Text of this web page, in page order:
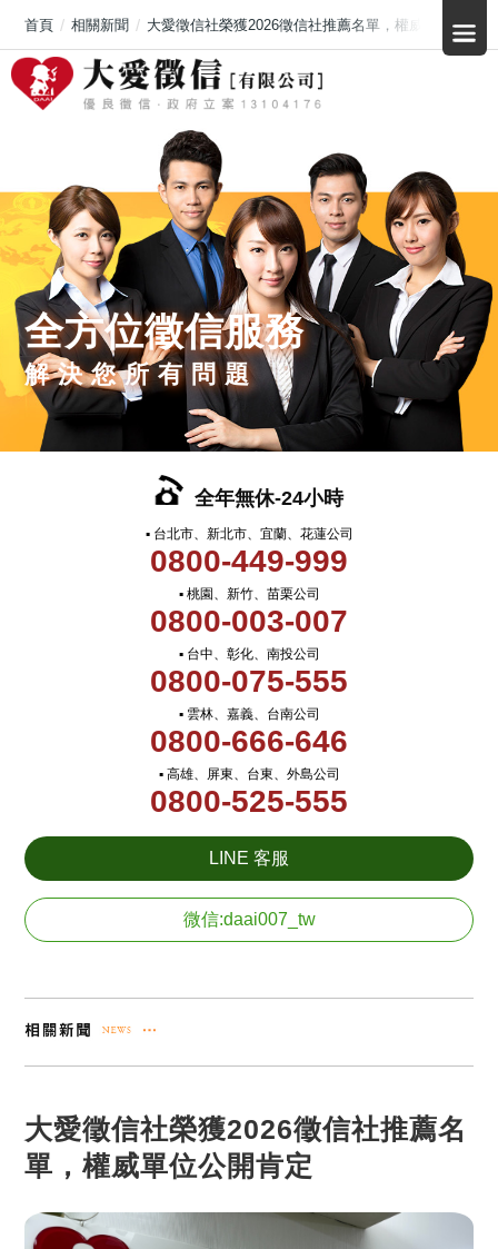
全方位徵信服務
解決您所有問題
全年無休-24小時
▪ 台北市、新北市、宜蘭、花蓮公司
0800-449-999
▪ 桃園、新竹、苗栗公司
0800-003-007
▪ 台中、彰化、南投公司
0800-075-555
▪ 雲林、嘉義、台南公司
0800-666-646
▪ 高雄、屏東、台東、外島公司
0800-525-555
LINE 客服
微信:daai007_tw
首頁 相關新聞 大愛徵信社榮獲2026徵信社推薦名單，權威單位公開
大愛徵信社榮獲2026徵信社推薦名
單，權威單位公開肯定